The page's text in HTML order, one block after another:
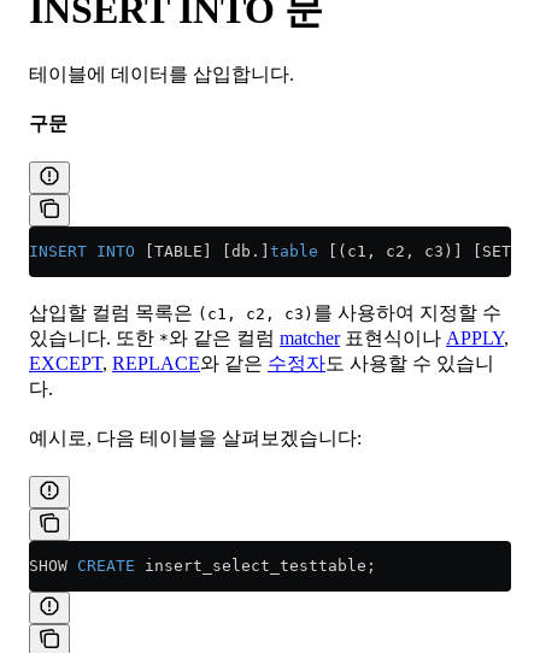
INSERT INTO 문
테이블에 데이터를 삽입합니다.
구문
INSERT INTO [TABLE] [db.] table [(c1, c2, c3)]
삽입할 컬럼 목록은 (c1, c2, c3) 를 사용하여 지정할 수
있습니다. 또한 *와 같은 컬럼 matcher표현식이나 APPLY,
EXCEPT, REPLACE와 같은 수정자도 사용할 수 있습니
다.
예시로, 다음 테이블을 살펴보겠습니다:
SHOW CREATE insert_select_testtable;